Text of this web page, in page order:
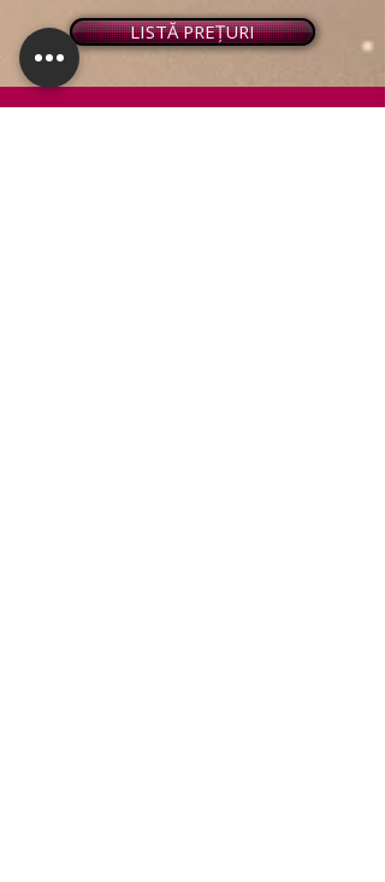
LISTĂ PREȚURI